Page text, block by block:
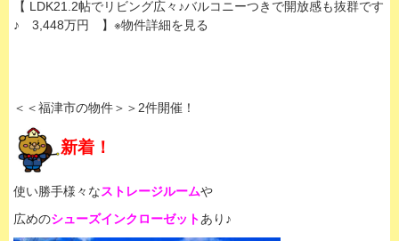
【 LDK21.2帖でリビング広々♪バルコニーつきで開放感も抜群です
♪ 3,448万円 】※物件詳細を見る
＜＜福津市の物件＞＞2件開催！
新着！
使い勝手様々なストレージルームや
広めのシューズインクローゼットあり♪